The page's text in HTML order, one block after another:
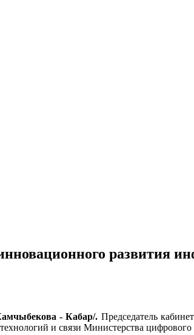
развития
- Кабар/. Председатель
и связи Министерства цифрового